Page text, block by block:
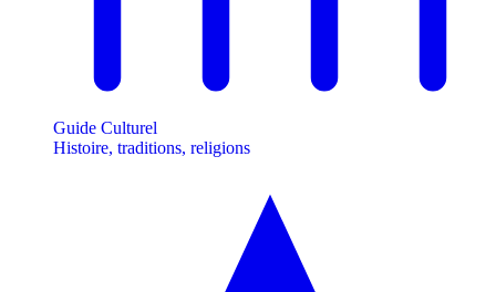
Guide Culturel
Histoire, traditions, religions